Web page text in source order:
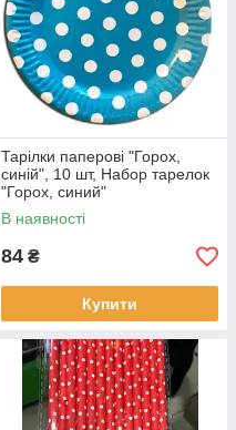
Тарілки паперові "Горох,
синій", 10 шт, Набор тарелок
"Горох, синий"
В наявності
84 ₴
Купити